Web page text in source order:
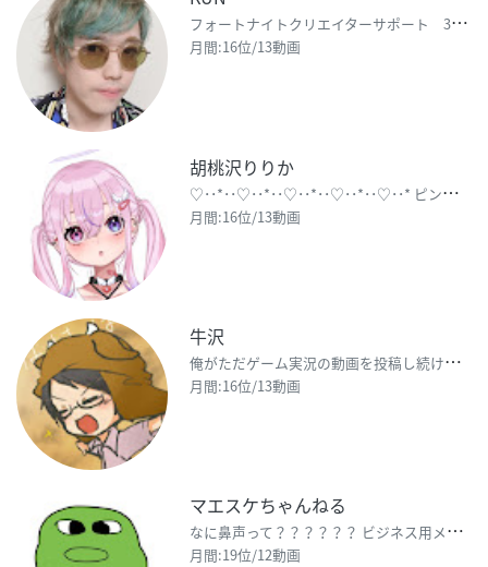
フ
ォートナイトクリエイターサポート 3UEAXG 毎日投稿！ 当チャンネルの使用BGM 音楽：
月間:16位/13動画
胡桃沢りりか
♡
･･*･･♡･･*･･♡･･*･･♡･･*･･♡･･* ピンクで天使なVtuber❣胡桃沢りりかで
月間:16位/13動画
牛沢
俺
がただゲーム実況の動画を投稿し続けるチャンネル 【twitter】http://twitter.c
月間:16位/13動画
マエスケちゃんねる
な
に鼻声って？？？？？？ ビジネス用メール - maesuke0118@gmail.com
月間:19位/12動画